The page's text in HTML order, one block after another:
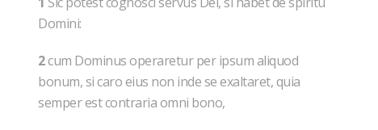
Domini:
2cum Dominus operaretur per ipsum aliquod
bonum, si caro eius non inde se exaltaret, quia
semper est contraria omni bono,